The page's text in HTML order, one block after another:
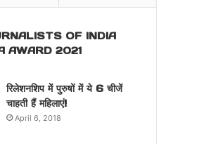
OF INDIA
AWARD 2021
रिलेशनशिप में पुरुषों में ये 6 चीजें
चाहती हैं महिलाएं!
April 6, 2018